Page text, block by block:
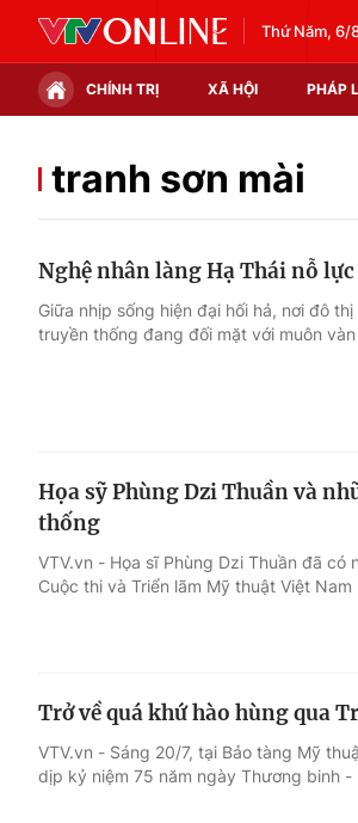
Thứ Năm, 6/
CHÍNH TRỊ XÃ HỘI PHÁP
Thế giới đó đây
Điện ảnh
Âm nhạc
Sao
tranh sơn mài
Nghệ nhân làng Hạ Thái nỗ
Giữa nhịp sống hiện đại hối hả, nơi đô
truyền thống đang đối mặt với muôn
Họa sỹ Phùng Dzi Thuần và
thống
VTV.vn - Họa sĩ Phùng Dzi Thuần đã
Cuộc thi và Triển lãm Mỹ thuật Việt Nam
Trở về quá khứ hào hùng qua
VTV.vn - Sáng 20/7, tại Bảo tàng Mỹ
dịp kỷ niệm 75 năm ngày Thương binh